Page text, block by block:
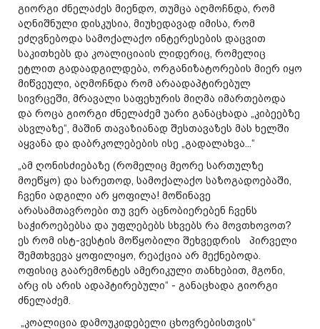
გიორგი ძნელაძეს მიენდო, თუმცა აღმოჩნდა, რომ
აღნიშნული დისკუსია, მიუხედავად იმისა, რომ
ეძღვნებოდა სამოქალაქო ინტერესების დაცვით
საკითხებს და კოალიციაის ლიდერიც, რომელიც
ეტლით გადაადგილდება, ორგანიზატორების მიერ იყო
მიწვეული, აღმოჩნდა რომ არაადაპტირებულ
სივრცეში, მრავალი საფეხურის მიღმა იმართებოდა
და როცა გიორგი ძნელაძემ უარი განაცხადა „კიბეებზე
ასვლაზე“, მაშინ თავაზიანად შესთავაზეს მას ხელში
აყვანა და დაბრკოლებების ისე „გადალახვა...“
„ამ ღონისძიებაზე (რომელიც მეორე სართულზე
მოეწყო) და სარეთოდ, სამოქალაქო საზოგადოებაში,
ჩვენი ადგილი არ ყოფილა! მოწინავე
არასამთავროები თუ ვერ აცნობიერებენ ჩვენს
საჭიროებებსა და უფლებებს სხვებს რა მოვთხოვოთ?
ეს რომ ისტ-ვესტის მოწყობილი შეხვედრის პირველი
შემთხვევა ყოფილიყო, რეაქცია არ მექნებოდა.
ოფისიც გაარემონტეს ამერიკული თანხებით, მგონი,
არც ის არის ადაპტირებული“ - განაცხადა გიორგი
ძნელაძემ.
„კოალიცია დამოუკიდებელი ცხოვრებისთვის“